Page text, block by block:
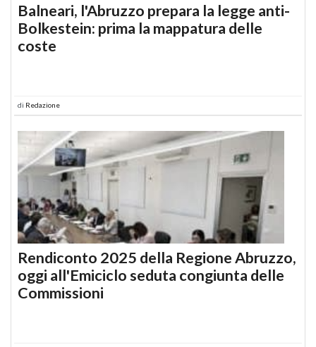
Balneari, l'Abruzzo prepara la legge anti-
Bolkestein: prima la mappatura delle
coste
di Redazione
Rendiconto 2025 della Regione Abruzzo,
oggi all'Emiciclo seduta congiunta delle
Commissioni